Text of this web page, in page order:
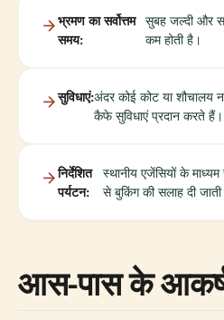
भ्रमण का सर्वोत्तम
समय:
सुबह जल्दी और
कम होती है।
सुविधाएं:अंदर कोई कोट या
कैफे सुविधाएं प्रदान करते हैं।
निर्देशित
पर्यटन:
स्थानीय एजेंसियों के
से बुकिंग की सलाह दी
आस-पास के